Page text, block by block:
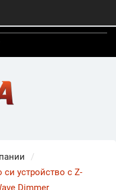
си устройство с Z-
Dimmer